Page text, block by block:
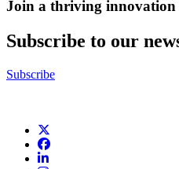
Join a thriving innovation
Subscribe to our
Subscribe